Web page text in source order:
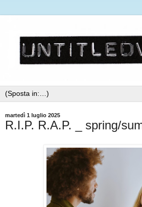
martedì 1 luglio 2025
R.I.P. R.A.P. _ spring/